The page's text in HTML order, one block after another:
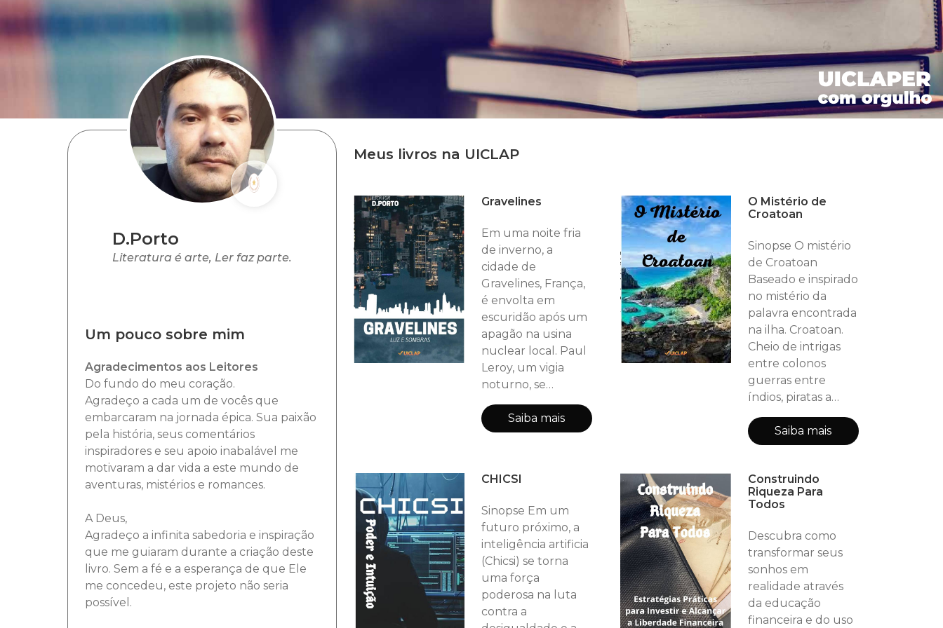
D.Porto
Literatura é arte, Ler faz parte.
Um pouco sobre mim
Agradecimentos aos Leitores
Do fundo do meu coração.
Agradeço a cada um de vocês que
embarcaram na jornada épica. Sua paixão
pela história, seus comentários
inspiradores e seu apoio inabalável me
motivaram a dar vida a este mundo de
aventuras, mistérios e romances.
A Deus,
Agradeço a infinita sabedoria e inspiração
que me guiaram durante a criação deste
livro. Sem a fé e a esperança de que Ele
me concedeu, este projeto não seria
possível.
Meus livros na UICLAP
Gravelines
Em uma noite fria
de inverno, a
cidade de
Gravelines, França,
é envolta em
escuridão após um
apagão na usina
nuclear local. Paul
Leroy, um vigia
noturno, se
encontra no centro
da crise, lutando
para entender o
família. Enquanto a
cidade se recupera
do apagão, um
ataque cibernético
é realizado na usina
nuclear. O vírus,
implantado no
notebook, coloca
em risco a seguran
Saiba mais
O Mistério de
Croatoan
Sinopse O mistério
de Croatoan
Baseado e inspirado
no mistério da
palavra encontrada
na ilha. Croatoan.
Cheio de intrigas
entre colonos
guerras entre
índios, piratas a
busca da paz e
sobrevivência. 10
emocionantes
guerras suspense e
amor com ajudas
povos e diferenças
culturais difícil de
superar. Capítulo
01- A Expedição
Perdida Capítulo
02- A Ilha Mis
Saiba mais
CHICSI
Sinopse Em um
futuro próximo, a
inteligência artificia
(Chicsi) se torna
uma força
poderosa na luta
contra a
Construindo
Riqueza Para
Todos
Descubra como
transformar seus
sonhos em
realidade através
da educação
financeira e do uso